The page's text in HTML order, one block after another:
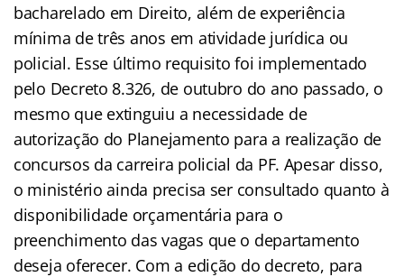
bacharelado em Direito, além de experiência
mínima de três anos em atividade jurídica ou
policial. Esse último requisito foi implementado
pelo Decreto 8.326, de outubro do ano passado, o
mesmo que extinguiu a necessidade de
autorização do Planejamento para a realização de
concursos da carreira policial da PF. Apesar disso,
o ministério ainda precisa ser consultado quanto à
disponibilidade orçamentária para o
preenchimento das vagas que o departamento
deseja oferecer. Com a edição do decreto, para